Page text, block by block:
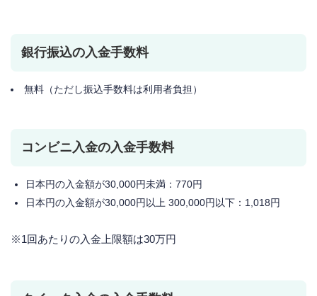
銀行振込の入金手数料
無料（ただし振込手数料は利用者負担）
コンビニ入金の入金手数料
日本円の入金額が30,000円未満：770円
日本円の入金額が30,000円以上 300,000円以下：1,018円
※1回あたりの入金上限額は30万円